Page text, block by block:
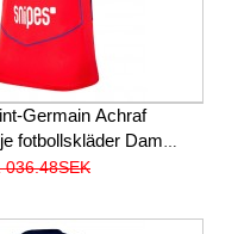
Germain Achraf
fotbollskläder Dam
036.48SEK